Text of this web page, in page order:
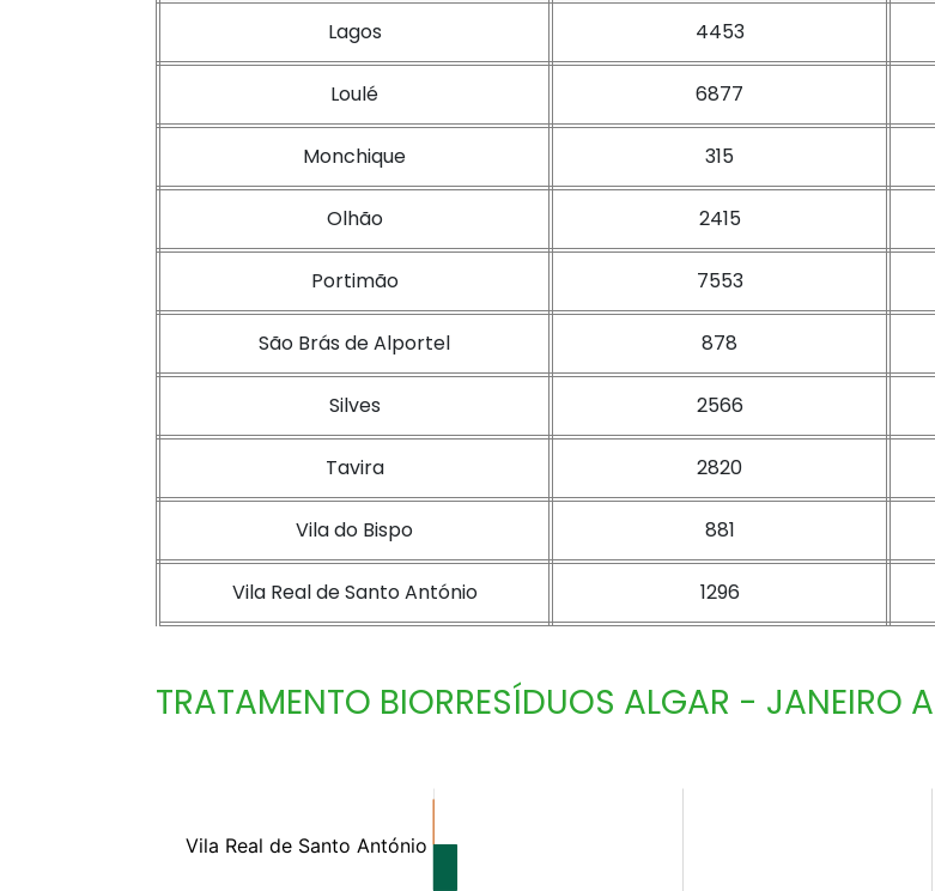
Lagos 4453
Loulé 6877
Monchique 315
Olhão 2415
Portimão 7553
São Brás de Alportel 878
Silves 2566
Tavira 2820
Vila do Bispo 881
Vila Real de Santo António 1296
TRATAMENTO BIORRESÍDUOS ALGAR - JANEIRO